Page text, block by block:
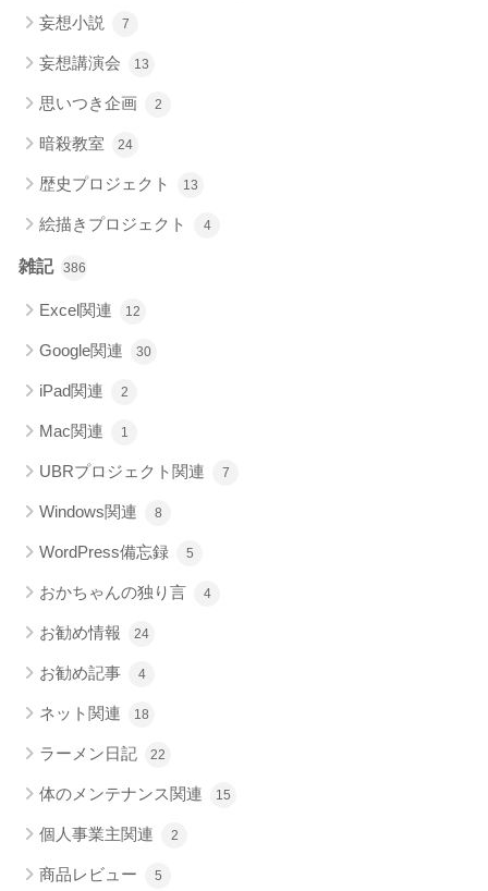
妄想小説 7
妄想講演会 13
思いつき企画 2
暗殺教室 24
歴史プロジェクト 13
絵描きプロジェクト 4
雑記 386
Excel関連 12
Google関連 30
iPad関連 2
Mac関連 1
UBRプロジェクト関連 7
Windows関連 8
WordPress備忘録 5
おかちゃんの独り言 4
お勧め情報 24
お勧め記事 4
ネット関連 18
ラーメン日記 22
体のメンテナンス関連 15
個人事業主関連 2
商品レビュー 5